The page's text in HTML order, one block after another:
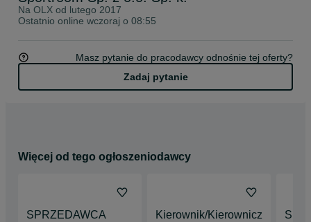
Na OLX od lutego 2017
Ostatnio online wczoraj o 08:55
Masz pytanie do pracodawcy odnośnie tej oferty?
Zadaj pytanie
Więcej od tego ogłoszeniodawcy
SPRZEDAWCA
Kierownik/Kierowniczka